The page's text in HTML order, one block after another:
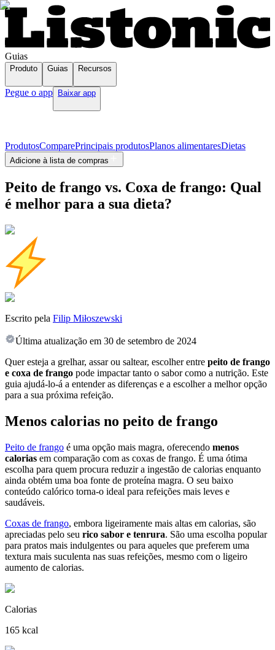
Guias
Produto Guias Recursos
Pegue o app Baixar app
ProdutosComparePrincipais produtosPlanos alimentaresDietas
Adicione à lista de compras
Peito de frango vs. Coxa de frango: Qual
é melhor para a sua dieta?
Escrito pela Filip Miłoszewski
Última atualização em 30 de setembro de 2024
Quer esteja a grelhar, assar ou saltear, escolher entre peito de frango
e coxa de frango pode impactar tanto o sabor como a nutrição. Este
guia ajudá-lo-á a entender as diferenças e a escolher a melhor opção
para a sua próxima refeição.
Menos calorias no peito de frango
Peito de frango é uma opção mais magra, oferecendo menos
calorias em comparação com as coxas de frango. É uma ótima
escolha para quem procura reduzir a ingestão de calorias enquanto
ainda obtém uma boa fonte de proteína magra. O seu baixo
conteúdo calórico torna-o ideal para refeições mais leves e
saudáveis.
Coxas de frango, embora ligeiramente mais altas em calorias, são
apreciadas pelo seu rico sabor e tenrura. São uma escolha popular
para pratos mais indulgentes ou para aqueles que preferem uma
textura mais suculenta nas suas refeições, mesmo com o ligeiro
aumento de calorias.
Calorias
165 kcal